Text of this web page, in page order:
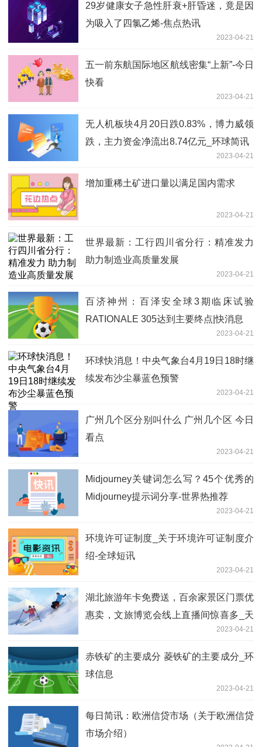
29岁健康女子急性肝衰+肝昏迷，竟是因
为吸入了四氯乙烯-焦点热讯
2023-04-21
五一前东航国际地区航线密集“上新”-今日
快看
2023-04-21
无人机板块4月20日跌0.83%，博力威领
跌，主力资金净流出8.74亿元_环球简讯
2023-04-21
增加重稀土矿进口量以满足国内需求
2023-04-21
世界最新：工行四川省分行：精准发力
助力制造业高质量发展
2023-04-21
百济神州：百泽安全球3期临床试验
RATIONALE 305达到主要终点|快消息
2023-04-21
环球快消息！中央气象台4月19日18时继
续发布沙尘暴蓝色预警
2023-04-21
广州几个区分别叫什么 广州几个区 今日
看点
2023-04-21
Midjourney关键词怎么写？45个优秀的
Midjourney提示词分享-世界热推荐
2023-04-21
环境许可证制度_关于环境许可证制度介
绍-全球短讯
2023-04-21
湖北旅游年卡免费送，百余家景区门票优
惠卖，文旅博览会线上直播间惊喜多_天
2023-04-21
赤铁矿的主要成分 菱铁矿的主要成分_环
球信息
2023-04-21
每日简讯：欧洲信贷市场（关于欧洲信贷
市场介绍）